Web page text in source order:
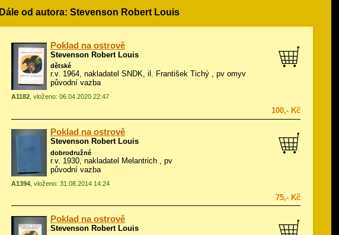
Dále od autora: Stevenson Robert Louis
Poklad na ostrově
Stevenson Robert Louis
dětské
r.v. 1964, nakladatel SNDK, il. František Tichý , pv omyv
původní vazba
A1182, vloženo: 06.04.2020 22:47
100,- Kč
Poklad na ostrově
Stevenson Robert Louis
dobrodružné
r.v. 1930, nakladatel Melantrich , pv
původní vazba
A1394 , vloženo: 31.08.2014 14:24
75,- Kč
Poklad na ostrově
Stevenson Robert Louis